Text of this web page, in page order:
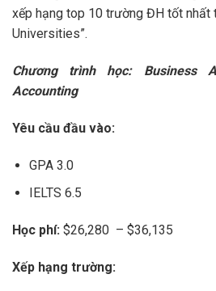
xếp hạng top 10 trường ĐH tốt nhất
Universities”.
Chương trình học: Business
Accounting
Yêu cầu đầu vào:
GPA 3.0
IELTS 6.5
Học phí: $26,280 – $36,135
Xếp hạng trường: